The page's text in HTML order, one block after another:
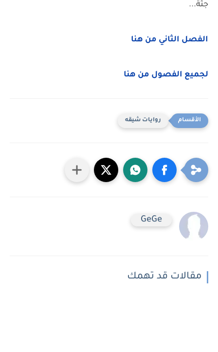
جثة...
الفصل الثاني من هنا
لجميع الفصول من هنا
روايات شيقه
GeGe
مقالات قد تهمك